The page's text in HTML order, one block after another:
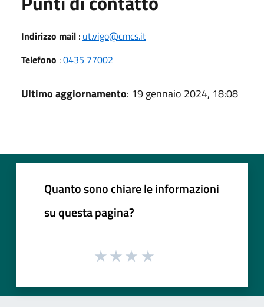
Indirizzo mail : ut.vigo@cmcs.it
Telefono :0435 77002
Ultimo aggiornamento: 19 gennaio 2024, 18:08
Quanto sono chiare le informazioni
su questa pagina?